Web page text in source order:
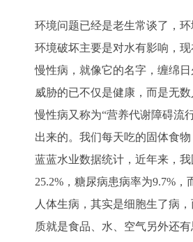
环境问题已经是老生常谈了，
环境破坏主要是对水有影响，
慢性病，就像它的名字，缠绵
威胁的已不仅是健康，而是无数
慢性病又称为“营养代谢障碍流
出来的。我们每天吃的固体食
蓝蓝水业数据统计，近年来， 我
25.2%，糖尿病患病率为9.7%
人体生病，其实是细胞生了病，
质就是食品、水、空气另外还有